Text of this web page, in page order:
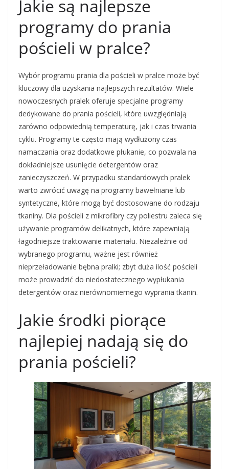
Jakie są najlepsze
programy do prania
pościeli w pralce?
Wybór programu prania dla pościeli w pralce może być
kluczowy dla uzyskania najlepszych rezultatów. Wiele
nowoczesnych pralek oferuje specjalne programy
dedykowane do prania pościeli, które uwzględniają
zarówno odpowiednią temperaturę, jak i czas trwania
cyklu. Programy te często mają wydłużony czas
namaczania oraz dodatkowe płukanie, co pozwala na
dokładniejsze usunięcie detergentów oraz
zanieczyszczeń. W przypadku standardowych pralek
warto zwrócić uwagę na programy bawełniane lub
syntetyczne, które mogą być dostosowane do rodzaju
tkaniny. Dla pościeli z mikrofibry czy poliestru zaleca się
używanie programów delikatnych, które zapewniają
łagodniejsze traktowanie materiału. Niezależnie od
wybranego programu, ważne jest również
nieprzeładowanie bębna pralki; zbyt duża ilość pościeli
może prowadzić do niedostatecznego wypłukania
detergentów oraz nierównomiernego wyprania tkanin.
Jakie środki piorące
najlepiej nadają się do
prania pościeli?